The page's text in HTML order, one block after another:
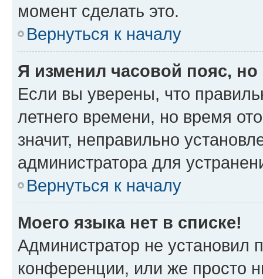
момент сделать это.
Вернуться к началу
Я изменил часовой пояс,
Если вы уверены, что
летнего времени, но время
значит, неправильно
администратора для
Вернуться к началу
Моего языка нет в списке!
Администратор не установил
конференции, или же просто